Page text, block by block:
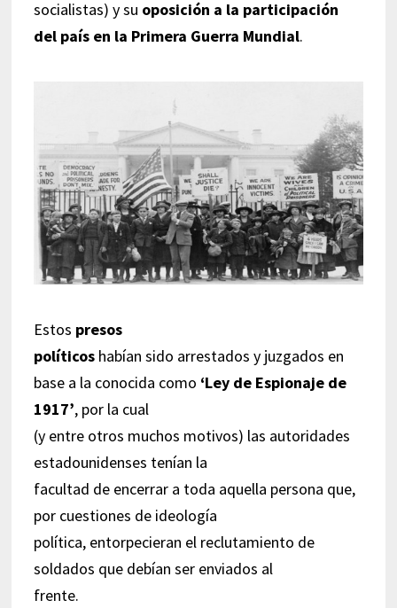
socialistas) y su oposición a la participación
del país en la Primera Guerra Mundial.
Estos presos
políticoshabían sido arrestados y juzgados en
base a la conocida como ‘Ley de Espionaje de
1917’, por la cual
(y entre otros muchos motivos) las autoridades
estadounidenses tenían la
facultad de encerrar a toda aquella persona que,
por cuestiones de ideología
política, entorpecieran el reclutamiento de
soldados que debían ser enviados al
frente.